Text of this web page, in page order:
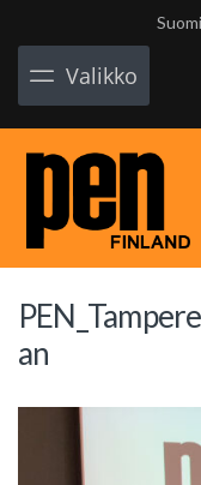
Suomi
Valikko
an